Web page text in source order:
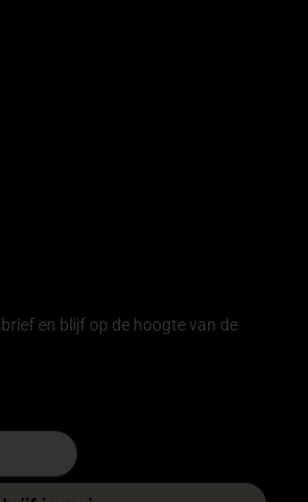
en blijf op de hoogte van de